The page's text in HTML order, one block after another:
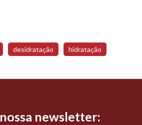
desidratação hidratação
newsletter: